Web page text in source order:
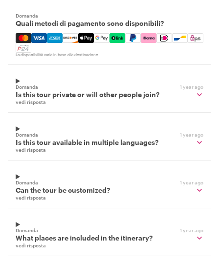
Domanda
Quali metodi di pagamento sono disponibili?
Mastercard, Visa, Amex, Discover, Apple Pay, Google
La disponibilità varia in base alla destinazione
Domanda 1 year ago
Is this tour private or will other people join?
vedi risposta
Domanda 1 year ago
Is this tour available in multiple languages?
vedi risposta
Domanda 1 year ago
Can the tour be customized?
vedi risposta
Domanda 1 year ago
What places are included in the itinerary?
vedi risposta